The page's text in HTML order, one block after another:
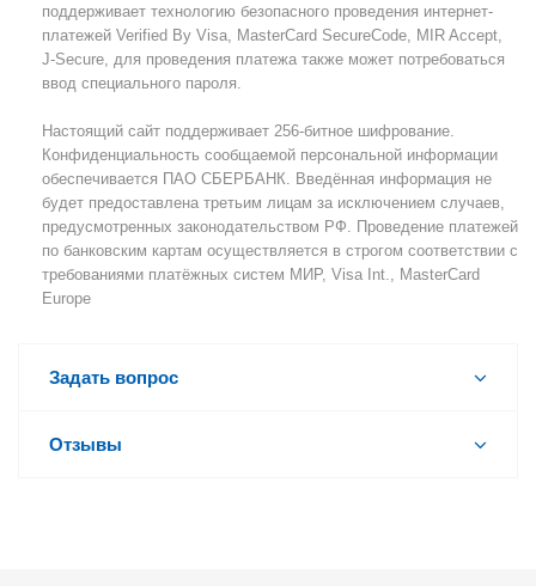
поддерживает технологию безопасного проведения интернет-
платежей Verified By Visa, MasterCard SecureCode, MIR Accept,
J-Secure, для проведения платежа также может потребоваться
ввод специального пароля.
Настоящий сайт поддерживает 256-битное шифрование.
Конфиденциальность сообщаемой персональной информации
обеспечивается ПАО СБЕРБАНК. Введённая информация не
будет предоставлена третьим лицам за исключением случаев,
предусмотренных законодательством РФ. Проведение платежей
по банковским картам осуществляется в строгом соответствии с
требованиями платёжных систем МИР, Visa Int., MasterCard
Europe
Задать вопрос
Отзывы